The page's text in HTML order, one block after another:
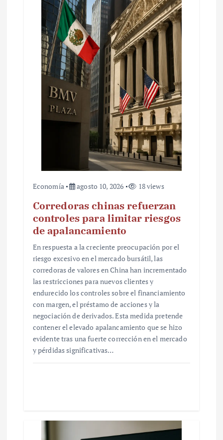
Economía agosto 10, 2026 18 views
Corredoras chinas refuerzan
controles para limitar riesgos
de apalancamiento
En respuesta a la creciente preocupación por el
riesgo excesivo en el mercado bursátil, las
corredoras de valores en China han incrementado
las restricciones para nuevos clientes y
endurecido los controles sobre el financiamiento
con margen, el préstamo de acciones y la
negociación de derivados. Esta medida pretende
contener el elevado apalancamiento que se hizo
evidente tras una fuerte corrección en el mercado
y pérdidas significativas…